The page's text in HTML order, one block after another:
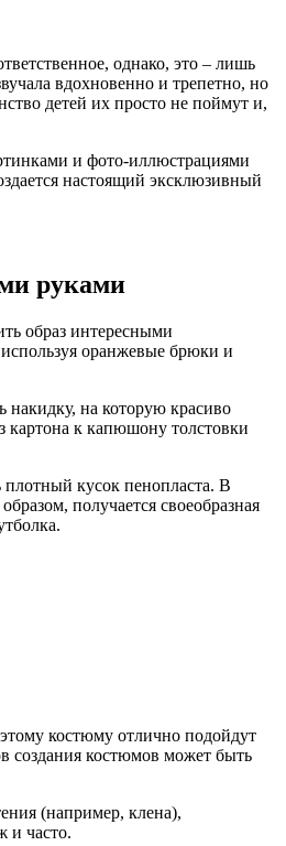
однако, это – лишь
вдохновенно и трепетно, но
детей их просто не поймут и,
и фото-иллюстрациями
настоящий эксклюзивный
руками
образ интересными
оранжевые брюки и
на которую красиво
картона к капюшону толстовки
кусок пенопласта. В
получается своеобразная
костюму отлично подойдут
создания костюмов может быть
(например, клена),
и часто.